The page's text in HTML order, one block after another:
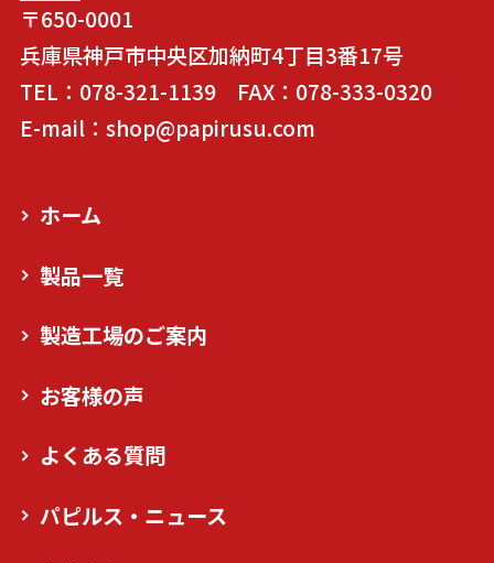
〒650-0001
兵庫県神戸市中央区加納町4丁目3番17号
TEL：078-321-1139 FAX：078-333-0320
E-mail：shop@papirusu.com
ホーム
製品一覧
製造工場のご案内
お客様の声
よくある質問
パピルス・ニュース